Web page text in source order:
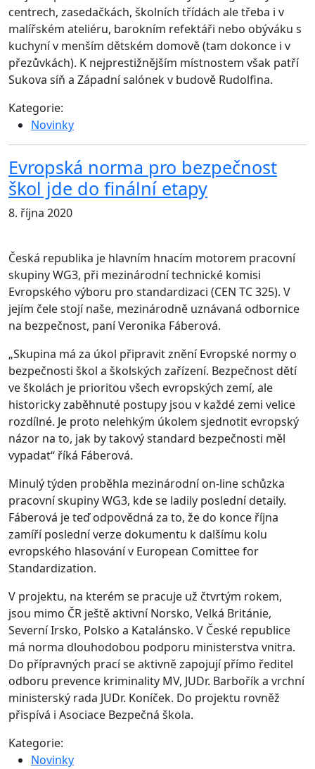
centrech, zasedačkách, školních třídách ale třeba i v
malířském ateliéru, barokním refektáři nebo obýváku s
kuchyní v menším dětském domově (tam dokonce i v
přezůvkách). K nejprestižnějším místnostem však patří
Sukova síň a Západní salónek v budově Rudolfina.
Kategorie:
Novinky
Evropská norma pro bezpečnost
škol jde do finální etapy
8. října 2020
Česká republika je hlavním hnacím motorem pracovní
skupiny WG3, při mezinárodní technické komisi
Evropského výboru pro standardizaci (CEN TC 325). V
jejím čele stojí naše, mezinárodně uznávaná odbornice
na bezpečnost, paní Veronika Fáberová.
„Skupina má za úkol připravit znění Evropské normy o
bezpečnosti škol a školských zařízení. Bezpečnost dětí
ve školách je prioritou všech evropských zemí, ale
historicky zaběhnuté postupy jsou v každé zemi velice
rozdílné. Je proto nelehkým úkolem sjednotit evropský
názor na to, jak by takový standard bezpečnosti měl
vypadat“ říká Fáberová.
Minulý týden proběhla mezinárodní on-line schůzka
pracovní skupiny WG3, kde se ladily poslední detaily.
Fáberová je teď odpovědná za to, že do konce října
zamíří poslední verze dokumentu k dalšímu kolu
evropského hlasování v European Comittee for
Standardization.
V projektu, na kterém se pracuje už čtvrtým rokem,
jsou mimo ČR ještě aktivní Norsko, Velká Británie,
Severní Irsko, Polsko a Katalánsko. V České republice
má norma dlouhodobou podporu ministerstva vnitra.
Do přípravných prací se aktivně zapojují přímo ředitel
odboru prevence kriminality MV, JUDr. Barbořík a vrchní
ministerský rada JUDr. Koníček. Do projektu rovněž
přispívá i Asociace Bezpečná škola.
Kategorie:
Novinky